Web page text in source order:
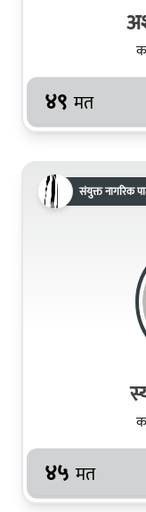
४९ मत
संयुक्त नागरिक
४५ मत